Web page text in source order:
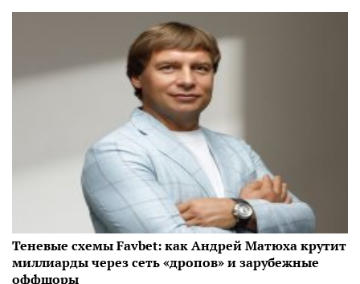
Теневые схемы Favbet: как Андрей Матюха крутит
миллиарды через сеть «дропов» и зарубежные
оффшоры